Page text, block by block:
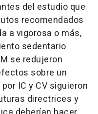
del estudio que
recomendados
a vigorosa o más,
sedentario
se redujeron
sobre un
IC y CV siguieron
directrices y